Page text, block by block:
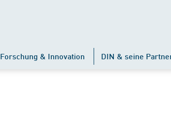
Forschung & Innovation DIN & seine